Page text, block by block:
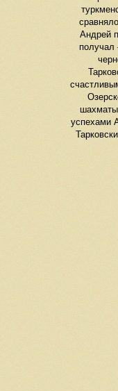
Андрей
получал
шахматы
успехами